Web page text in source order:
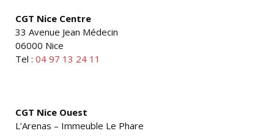
CGT Nice Centre
33 Avenue Jean Médecin
06000 Nice
Tel : 04 97 13 24 11
CGT Nice Ouest
L’Arenas – Immeuble Le Phare